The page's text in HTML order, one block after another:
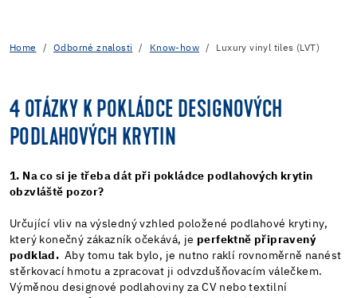
Home Odborné znalosti Know-how Luxury vinyl tiles (LVT)
4 OTÁZKY K POKLÁDCE DESIGNOVÝCH
PODLAHOVÝCH KRYTIN
1. Na co si je třeba dát při pokládce podlahových krytin
obzvláště pozor?
Určující vliv na výsledný vzhled položené podlahové krytiny,
který konečný zákazník očekává, je perfektně připravený
podklad. Aby tomu tak bylo, je nutno raklí rovnoměrně nanést
stěrkovací hmotu a zpracovat ji odvzdušňovacím válečkem.
Výměnou designové podlahoviny za CV nebo textilní